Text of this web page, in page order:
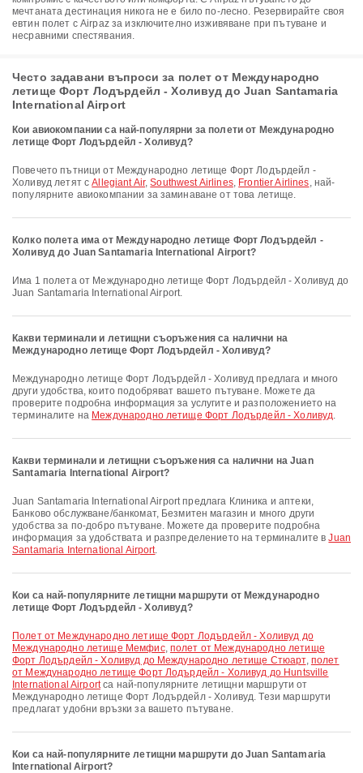
мечтаната дестинация никога не е било по-лесно. Резервирайте своя
евтин полет с Airpaz за изключително изживяване при пътуване и
несравними спестявания.
Често задавани въпроси за полет от Международно
летище Форт Лодърдейл - Холивуд до Juan Santamaria
International Airport
Кои авиокомпании са най-популярни за полети от Международно
летище Форт Лодърдейл - Холивуд?
Повечето пътници от Международно летище Форт Лодърдейл -
Холивуд летят сAllegiant Air,Southwest Airlines, Frontier Airlines, най-
популярните авиокомпании за заминаване от това летище.
Колко полета има от Международно летище Форт Лодърдейл -
Холивуд до Juan Santamaria International Airport?
Има 1 полета от Международно летище Форт Лодърдейл - Холивуд до
Juan Santamaria International Airport.
Какви терминали и летищни съоръжения са налични на
Международно летище Форт Лодърдейл - Холивуд?
Международно летище Форт Лодърдейл - Холивуд предлага и много
други удобства, които подобряват вашето пътуване. Можете да
проверите подробна информация за услугите и разположението на
терминалите на Международно летище Форт Лодърдейл - Холивуд.
Какви терминали и летищни съоръжения са налични на Juan
Santamaria International Airport?
Juan Santamaria International Airport предлага Клиника и аптеки,
Банково обслужване/банкомат, Безмитен магазин и много други
удобства за по-добро пътуване. Можете да проверите подробна
информация за удобствата и разпределението на терминалите вJuan
Santamaria International Airport.
Кои са най-популярните летищни маршрути от Международно
летище Форт Лодърдейл - Холивуд?
полет от Международно летище Форт Лодърдейл - Холивуд до
Международно летище Мемфис, полет от Международно летище
Форт Лодърдейл - Холивуд до Международно летище Стюарт, полет
от Международно летище Форт Лодърдейл - Холивуд до Huntsville
International Airportса най-популярните летищни маршрути от
Международно летище Форт Лодърдейл - Холивуд. Тези маршрути
предлагат удобни връзки за вашето пътуване.
Кои са най-популярните летищни маршрути до Juan Santamaria
International Airport?